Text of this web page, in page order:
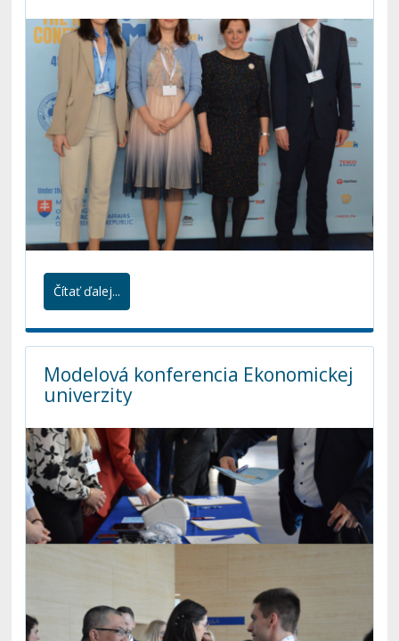
conference Modelová konferencia
FMV
Čítať ďalej...
Modelová konferencia Ekonomickej
univerzity